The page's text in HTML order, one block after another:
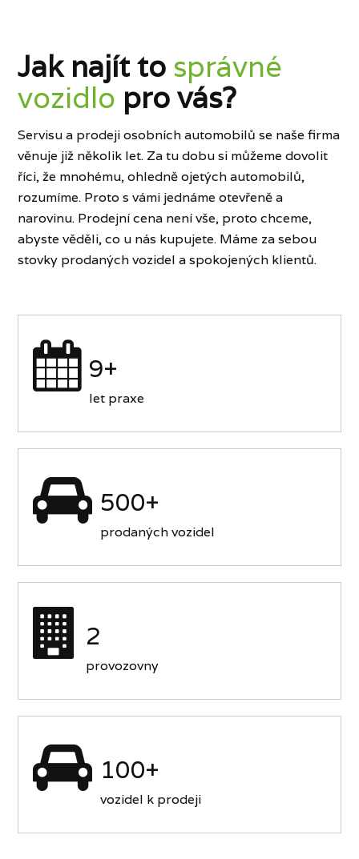
Jak najít to správné
vozidlo pro vás?
Servisu a prodeji osobních automobilů se naše firma
věnuje již několik let. Za tu dobu si můžeme dovolit
říci, že mnohému, ohledně ojetých automobilů,
rozumíme. Proto s vámi jednáme otevřeně a
narovinu. Prodejní cena není vše, proto chceme,
abyste věděli, co u nás kupujete. Máme za sebou
stovky prodaných vozidel a spokojených klientů.
9+
let praxe
500+
prodaných vozidel
2
provozovny
100+
vozidel k prodeji